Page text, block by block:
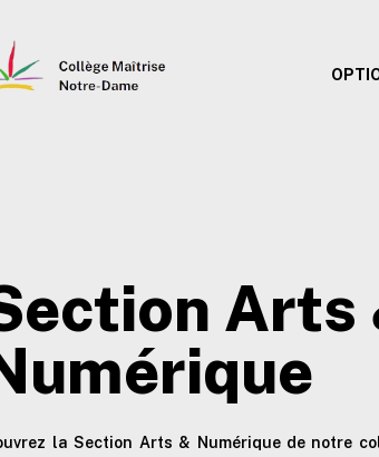
Arts
la Section Arts & Numérique de notre